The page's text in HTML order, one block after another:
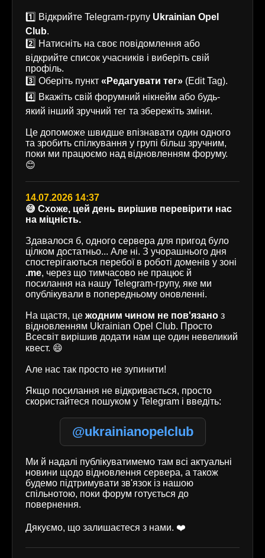
1️⃣ Відкрийте Telegram-групу Ukrainian Opel
Club.
2️⃣ Натисніть на своє повідомлення або
відкрийте список учасників і виберіть свій
профіль.
3️⃣ Оберіть пункт «Редагувати тег» (Edit Tag).
4️⃣ Вкажіть свій форумний нікнейм або будь-
який інший зручний тег та збережіть зміни.
Це допоможе швидше впізнавати один одного
та зробить спілкування у групі більш зручним,
поки ми працюємо над відновленням форуму.
😊
14.07.2026 14:37
😅 Схоже, цей день вирішив перевірити нас
на міцність.
Здавалося б, одного сервера для пригод було
цілком достатньо... Але ні. З учорашнього дня
спостерігаються перебої в роботі доменів у зоні
.me, через що тимчасово не працює й
посилання на нашу Telegram-групу, яке ми
опублікували в попередньому оновленні.
На щастя, це жодним чином не пов'язано з
відновленням Ukrainian Opel Club. Просто
Всесвіт вирішив додати нам ще один невеликий
квест. 😄
Але нас так просто не зупинити!
Якщо посилання не відкривається, просто
скористайтеся пошуком у Telegram і введіть:
@ukrainianopelclub
Ми й надалі публікуватимемо там всі актуальні
новини щодо відновлення сервера, а також
будемо підтримувати зв'язок із нашою
спільнотою, поки форум готується до
повернення.
Дякуємо, що залишаєтеся з нами. ❤️